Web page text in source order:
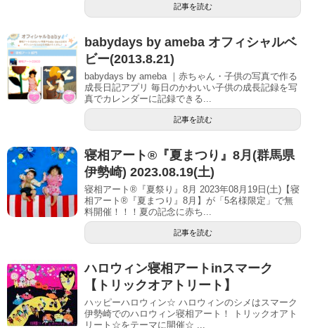
記事を読む
babydays by ameba オフィシャルベ
ビー(2013.8.21)
babydays by ameba ｜赤ちゃん・子供の写真で作る
成長日記アプリ 毎日のかわいい子供の成長記録を写
真でカレンダーに記録できる...
記事を読む
寝相アート®︎『夏まつり』8月(群馬県
伊勢崎) 2023.08.19(土)
寝相アート®『夏祭り』8月 2023年08月19日(土)【寝
相アート®︎『夏まつり』8月】が「5名様限定」で無
料開催！！！夏の記念に赤ち...
記事を読む
ハロウィン寝相アートinスマーク
【トリックオアトリート】
ハッピーハロウィン☆ ハロウィンのシメはスマーク
伊勢崎でのハロウィン寝相アート！ トリックオアト
リート☆をテーマに開催☆ ...